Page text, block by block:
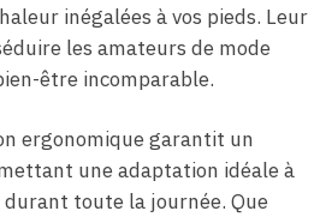
inégalées à vos pieds. Leur
les amateurs de mode
être incomparable.
ergonomique garantit un
une adaptation idéale à
durant toute la journée. Que